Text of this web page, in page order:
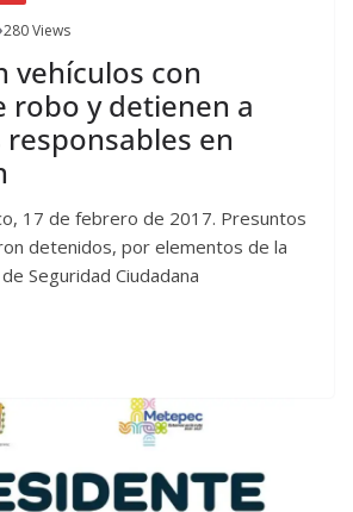
280 Views
vehículos con
robo y detienen a
en
17 de febrero de 2017. Presuntos
detenidos, por elementos de la
Seguridad Ciudadana